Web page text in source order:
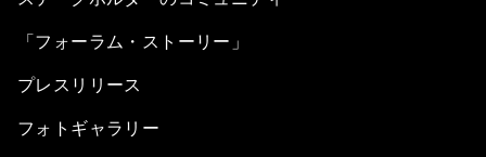
「フォーラム・ストーリー」
プレスリリース
フォトギャラリー